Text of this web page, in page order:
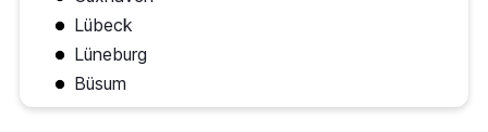
Lübeck
Lüneburg
Büsum